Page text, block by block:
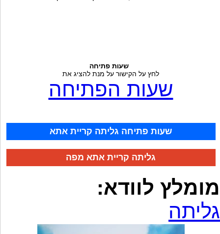
שעות פתיחה
לחץ על הקישור על מנת להציג את
שעות הפתיחה
שעות פתיחה גליתה קריית אתא
גליתה קריית אתא מפה
מומלץ לוודא:
גליתה